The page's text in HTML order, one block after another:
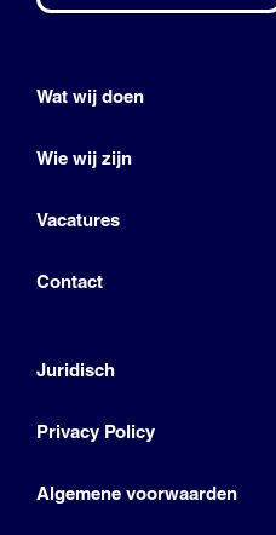
Wat wij doen
Wie wij zijn
Vacatures
Contact
Juridisch
Privacy Policy
Algemene voorwaarden